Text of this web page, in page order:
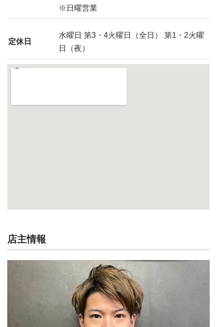
※日曜営業
定休日
水曜日 第3・4火曜日（全日） 第1・2火曜
日（夜）
店主情報